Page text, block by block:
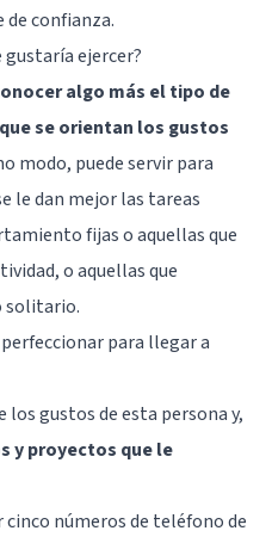
confianza.
gustaría ejercer?
algo más el tipo de
se orientan los gustos
modo, puede servir para
le dan mejor las tareas
fijas o aquellas que
o aquellas que
solitario.
para llegar a
los gustos de esta persona y,
y proyectos que le
cinco números de teléfono de